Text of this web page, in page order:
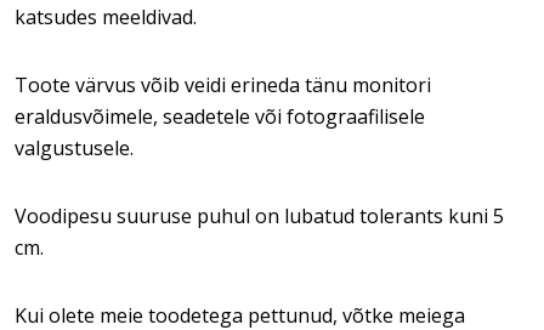
katsudes meeldivad.
Toote värvus võib veidi erineda tänu monitori
eraldusvõimele, seadetele või fotograafilisele
valgustusele.
Voodipesu suuruse puhul on lubatud tolerants kuni 5
cm.
Kui olete meie toodetega pettunud, võtke meiega